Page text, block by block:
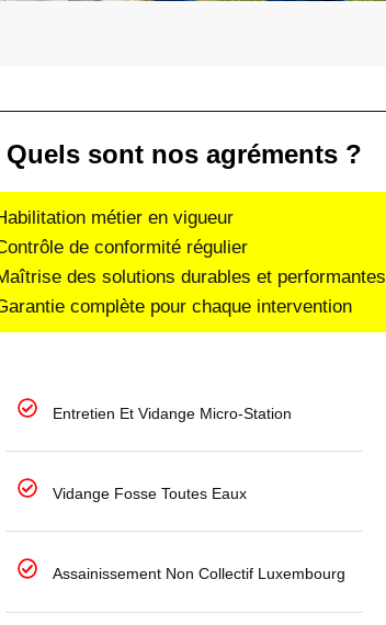
Quels sont nos agréments ?
métier en vigueur
de conformité régulier
des solutions durables et performantes
complète pour chaque intervention
Entretien Et Vidange Micro-Station
Vidange Fosse Toutes Eaux
Assainissement Non Collectif Luxembourg